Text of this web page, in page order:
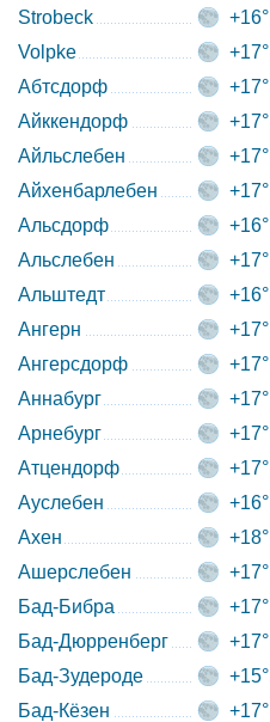
Strobeck
+16°
Volpke
+17°
Абтсдорф
+17°
Айккендорф
+17°
Айльслебен
+17°
Айхенбарлебен
+17°
Альсдорф
+16°
Альслебен
+17°
Альштедт
+16°
Ангерн
+17°
Ангерсдорф
+17°
Аннабург
+17°
Арнебург
+17°
Атцендорф
+17°
Ауслебен
+16°
Ахен
+18°
Ашерслебен
+17°
Бад-Бибра
+17°
Бад-Дюрренберг
+17°
Бад-Зудероде
+15°
Бад-Кёзен
+17°